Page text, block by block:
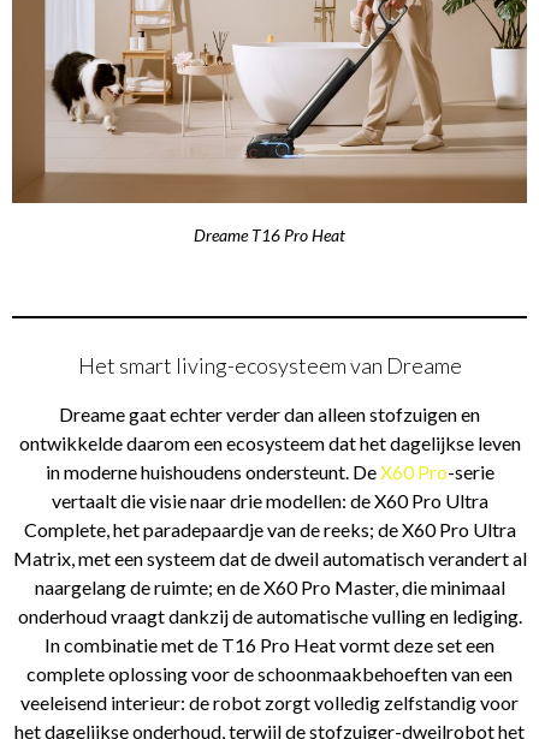
Dreame T16 Pro Heat
Het smart living-ecosysteem van Dreame
Dreame gaat echter verder dan alleen stofzuigen en
ontwikkelde daarom een ecosysteem dat het dagelijkse leven
in moderne huishoudens ondersteunt. DeX60 Pro-serie
vertaalt die visie naar drie modellen: de X60 Pro Ultra
Complete, het paradepaardje van de reeks; de X60 Pro Ultra
Matrix, met een systeem dat de dweil automatisch verandert al
naargelang de ruimte; en de X60 Pro Master, die minimaal
onderhoud vraagt dankzij de automatische vulling en lediging.
In combinatie met de T16 Pro Heat vormt deze set een
complete oplossing voor de schoonmaakbehoeften van een
veeleisend interieur: de robot zorgt volledig zelfstandig voor
het dagelijkse onderhoud, terwijl de stofzuiger-dweilrobot het